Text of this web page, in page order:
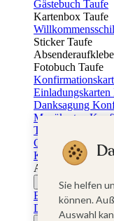
Gästebuch Taufe
Kartenbox Taufe
Sticker Taufe
Fotobuch Taufe
Danksagung
Menükarten
Tischkarten
Gästebuch
Kerzen
Aufkleber zum
Firmungskarten
Einladungskarten
Dankeskarten
Sie helfen
können.
Auswahl